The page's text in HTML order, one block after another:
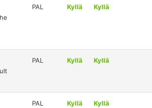
PAL Kyllä Kyllä
PAL Kyllä Kyllä
PAL Kyllä Kyllä